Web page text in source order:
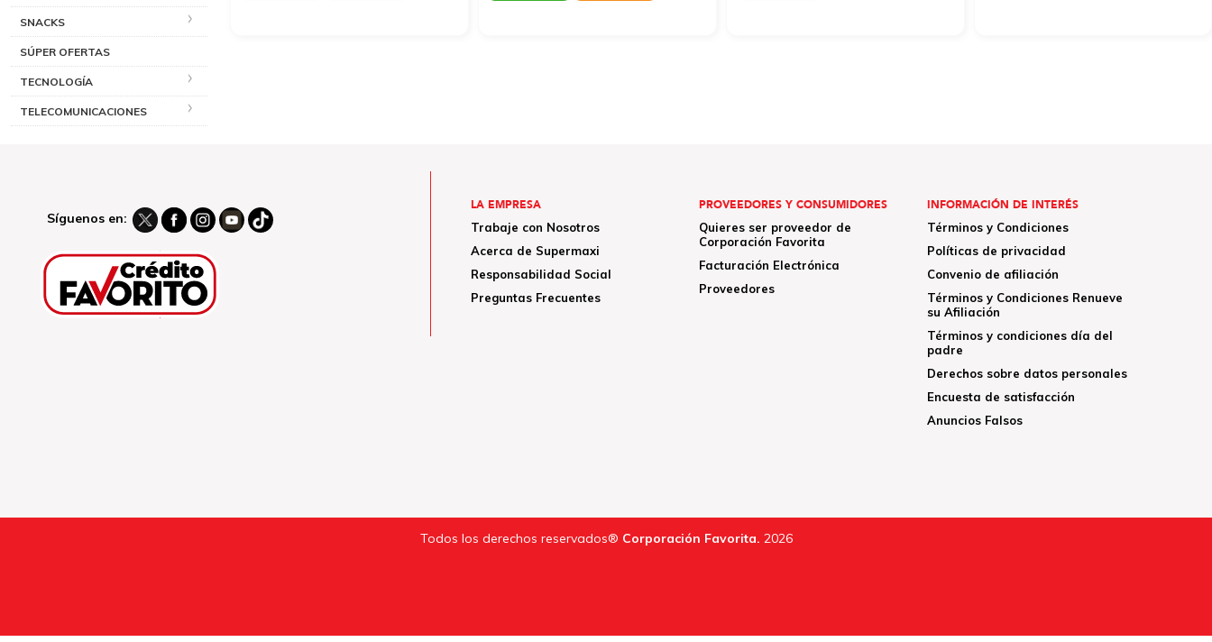
SNACKS
SÚPER OFERTAS
TECNOLOGÍA
TELECOMUNICACIONES
Síguenos en:
LA EMPRESA
Trabaje con Nosotros
Acerca de Supermaxi
Responsabilidad Social
Preguntas Frecuentes
PROVEEDORES Y CONSUMIDORES
Quieres ser proveedor de
Corporación Favorita
Facturación Electrónica
Proveedores
INFORMACIÓN DE INTERÉS
Términos y Condiciones
Políticas de privacidad
Convenio de afiliación
Términos y Condiciones Renueve
su Afiliación
Términos y condiciones día del
padre
Derechos sobre datos personales
Encuesta de satisfacción
Anuncios Falsos
Todos los derechos reservados® Corporación Favorita. 2026